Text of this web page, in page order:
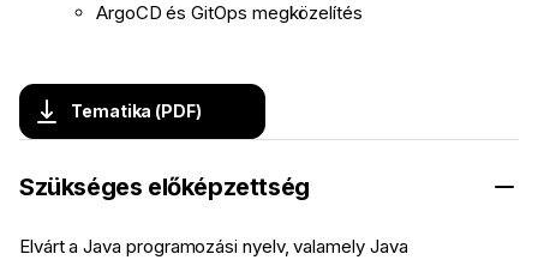
ArgoCD és GitOps megközelítés
Tematika (PDF)
Szükséges előképzettség
Elvárt a Java programozási nyelv, valamely Java